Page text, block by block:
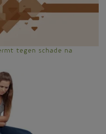
tegen schade na